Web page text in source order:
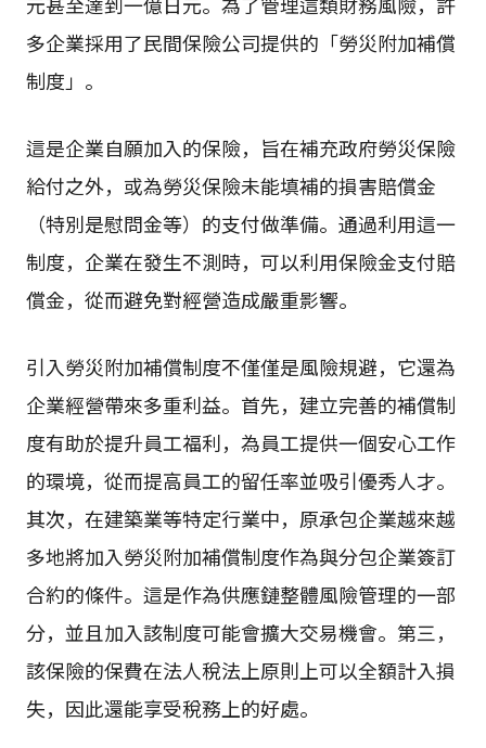
多企業採用了民間保險公司提供的「勞災附加補償
制度」。
這是企業自願加入的保險，旨在補充政府勞災保險
給付之外，或為勞災保險未能填補的損害賠償金
（特別是慰問金等）的支付做準備。通過利用這一
制度，企業在發生不測時，可以利用保險金支付賠
償金，從而避免對經營造成嚴重影響。
引入勞災附加補償制度不僅僅是風險規避，它還為
企業經營帶來多重利益。首先，建立完善的補償制
度有助於提升員工福利，為員工提供一個安心工作
的環境，從而提高員工的留任率並吸引優秀人才。
其次，在建築業等特定行業中，原承包企業越來越
多地將加入勞災附加補償制度作為與分包企業簽訂
合約的條件。這是作為供應鏈整體風險管理的一部
分，並且加入該制度可能會擴大交易機會。第三，
該保險的保費在法人稅法上原則上可以全額計入損
失，因此還能享受稅務上的好處。